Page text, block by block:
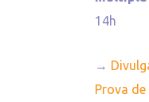
14h
→
Prova